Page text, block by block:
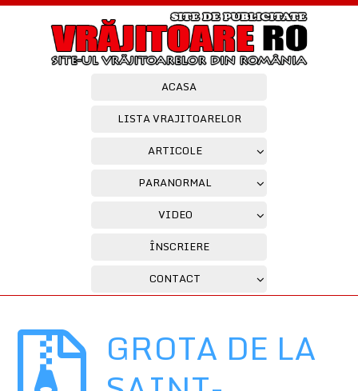
ACASA
LISTA VRAJITOARELOR
ARTICOLE
PARANORMAL
VIDEO
ÎNSCRIERE
CONTACT
GROTA DE LA